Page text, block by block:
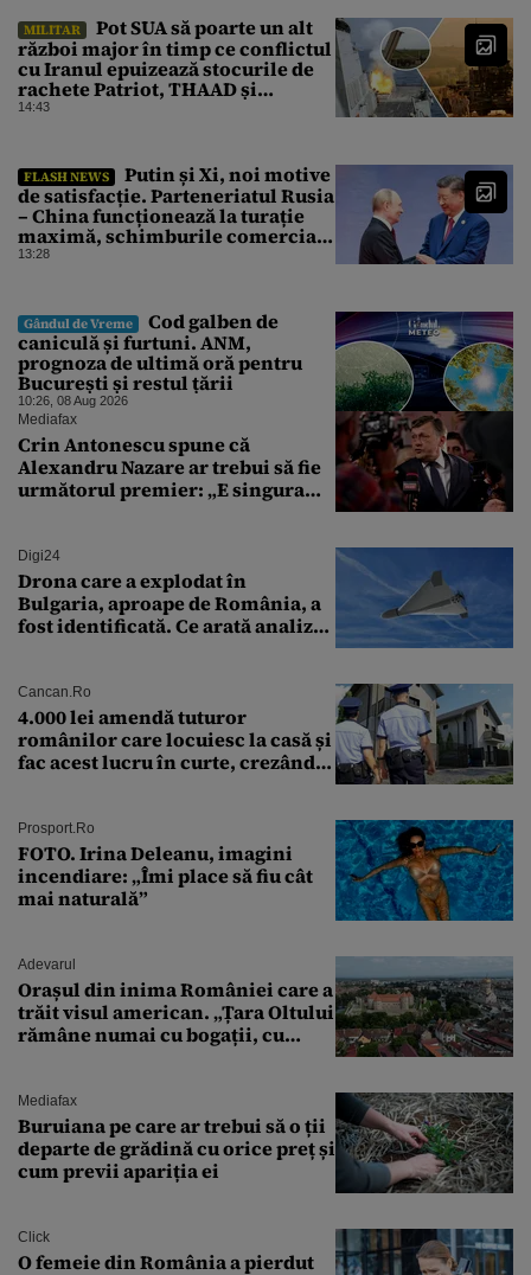
unică
MILITAR
Pot SUA să poarte un alt
război major în timp ce conflictul
cu Iranul epuizează stocurile de
rachete Patriot, THAAD și
Tomahawk?
14:43
FLASH NEWS
Putin și Xi, noi motive
de satisfacție. Parteneriatul Rusia
– China funcționează la turație
maximă, schimburile comerciale
ating niveluri record
13:28
Gândul de Vreme
Cod galben de
caniculă și furtuni. ANM,
prognoza de ultimă oră pentru
București și restul țării
10:26, 08 Aug 2026
Mediafax
Crin Antonescu spune că
Alexandru Nazare ar trebui să fie
următorul premier: „E singura
Digi24
Drona care a explodat în
Bulgaria, aproape de România, a
fost identificată. Ce arată analiza
Cancan.ro
4.000 lei amendă tuturor
românilor care locuiesc la casă și
fac acest lucru în curte, crezând
Prosport.ro
FOTO. Irina Deleanu, imagini
incendiare: „Îmi place să fiu cât
mai naturală”
Adevarul
Orașul din inima României care a
trăit visul american. „Țara Oltului
rămâne numai cu bogații, cu
Mediafax
Buruiana pe care ar trebui să o ții
departe de grădină cu orice preț și
cum previi apariția ei
Click
O femeie din România a pierdut